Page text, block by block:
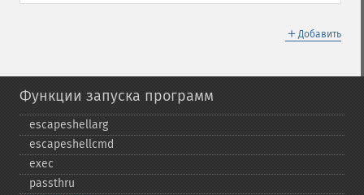
＋ Добавить
Функции запуска программ
escapeshellarg
escapeshellcmd
exec
passthru